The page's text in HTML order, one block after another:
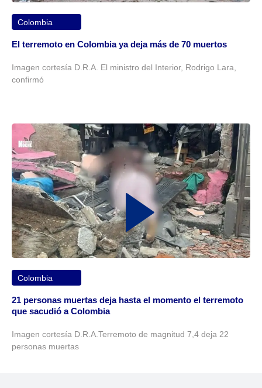
Colombia
El terremoto en Colombia ya deja más de 70 muertos
Imagen cortesía D.R.A. El ministro del Interior, Rodrigo Lara,
confirmó
Colombia
21 personas muertas deja hasta el momento el terremoto
que sacudió a Colombia
Imagen cortesía D.R.A.Terremoto de magnitud 7,4 deja 22
personas muertas